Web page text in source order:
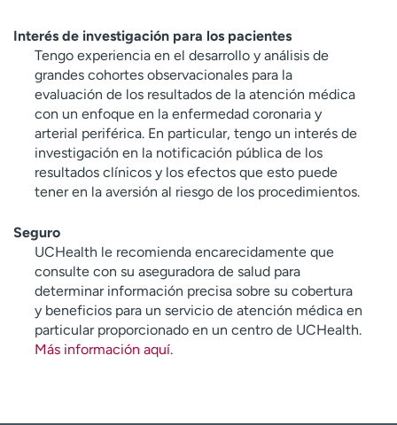
Interés de investigación para los pacientes
Tengo experiencia en el desarrollo y análisis de
grandes cohortes observacionales para la
evaluación de los resultados de la atención médica
con un enfoque en la enfermedad coronaria y
arterial periférica. En particular, tengo un interés de
investigación en la notificación pública de los
resultados clínicos y los efectos que esto puede
tener en la aversión al riesgo de los procedimientos.
Seguro
UCHealth le recomienda encarecidamente que
consulte con su aseguradora de salud para
determinar información precisa sobre su cobertura
y beneficios para un servicio de atención médica en
particular proporcionado en un centro de UCHealth.
Más información aquí.